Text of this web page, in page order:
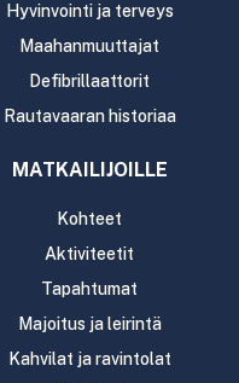
Hyvinvointi ja terveys
Maahanmuuttajat
Defibrillaattorit
Rautavaaran historiaa
MATKAILIJOILLE
Kohteet
Aktiviteetit
Tapahtumat
Majoitus ja leirintä
Kahvilat ja ravintolat